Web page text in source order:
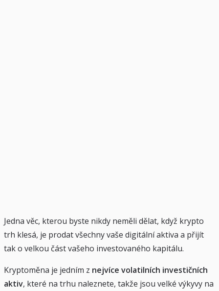
Jedna věc, kterou byste nikdy neměli dělat, když krypto
trh klesá, je prodat všechny vaše digitální aktiva a přijít
tak o velkou část vašeho investovaného kapitálu.
Kryptoměna je jedním z nejvíce volatilních investičních
aktiv, které na trhu naleznete, takže jsou velké výkyvy na